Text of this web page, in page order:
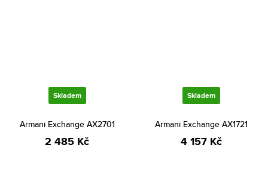
Skladem
Armani Exchange AX2701
2 485 Kč
Skladem
Armani Exchange AX1721
4 157 Kč